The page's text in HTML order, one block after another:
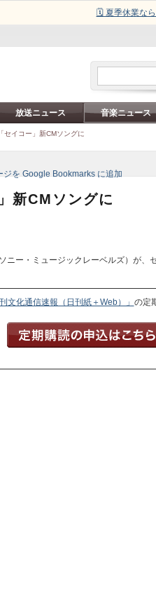
🗓️ 夏季休業な
放送ニュース 音楽ニュース
セイコー」新CMソングに
新CMソングに
ソニー・ミュージックレーベルズ）が
刊文化通信速報（日刊紙＋Web）」 の定